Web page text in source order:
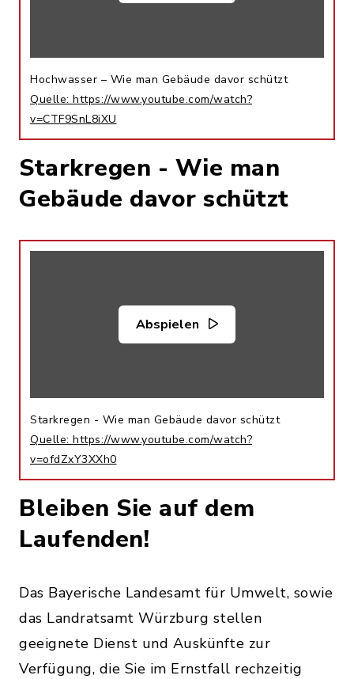
Hochwasser – Wie man Gebäude davor schützt
Quelle: https://www.youtube.com/watch?
v=CTF9SnL8iXU
Starkregen - Wie man
Gebäude davor schützt
Abspielen
Starkregen - Wie man Gebäude davor schützt
Quelle: https://www.youtube.com/watch?
v=ofdZxY3XXh0
Bleiben Sie auf dem
Laufenden!
Das Bayerische Landesamt für Umwelt, sowie
das Landratsamt Würzburg stellen
geeignete Dienst und Auskünfte zur
Verfügung, die Sie im Ernstfall rechzeitig